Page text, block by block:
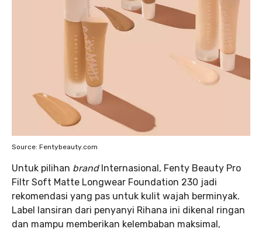
Source: Fentybeauty.com
Untuk pilihan brand Internasional, Fenty Beauty Pro
Filtr Soft Matte Longwear Foundation 230 jadi
rekomendasi yang pas untuk kulit wajah berminyak.
Label lansiran dari penyanyi Rihana ini dikenal ringan
dan mampu memberikan kelembaban maksimal,